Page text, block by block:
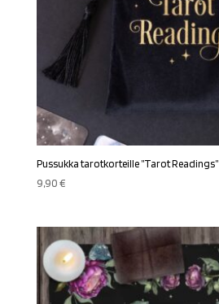
Pussukka tarotkorteille ”Tarot Readings”
9,90€